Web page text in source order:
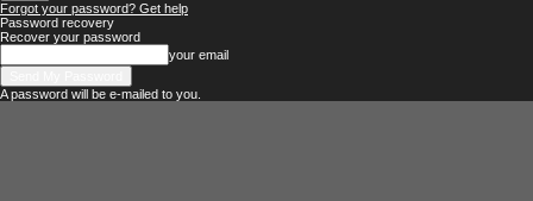
Forgot your password? Get help
Password recovery
Recover your password
your email
A password will be e-mailed to you.